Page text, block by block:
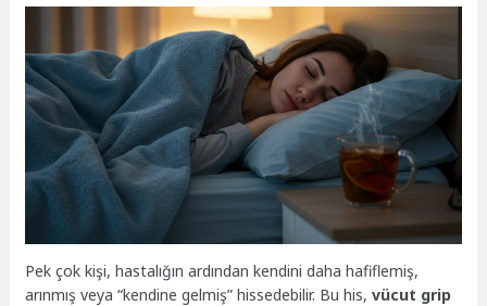
Pek çok kişi, hastalığın ardından kendini daha hafiflemiş,
arınmış veya “kendine gelmiş” hissedebilir. Bu his,vücut grip